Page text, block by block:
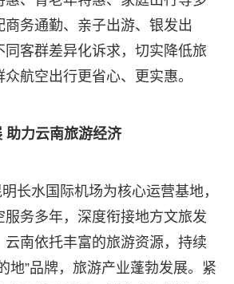
务通勤、亲子出游、银发出
同客群差异化诉求，切实降低旅
航空出行更省心、更实惠。
助力云南旅游经济
长水国际机场为核心运营基地，
服务多年，深度衔接地方文旅发
云南依托丰富的旅游资源，持续
地”品牌，旅游产业蓬勃发展。紧